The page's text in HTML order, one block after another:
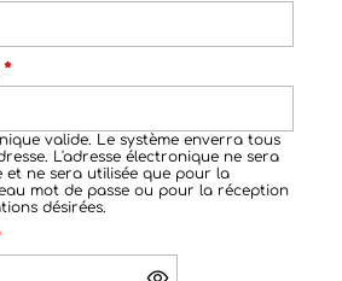
*
valide. Le système enverra tous
L'adresse électronique ne sera
et ne sera utilisée que pour la
mot de passe ou pour la réception
désirées.